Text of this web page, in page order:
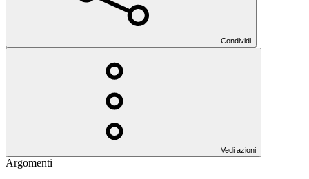
Condividi
Vedi azioni
Argomenti